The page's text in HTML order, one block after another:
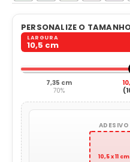
PERSONALIZE O
LARGURA
10,5 cm
7,35 cm
70%
ADESIVO
10,5 x 11 cm